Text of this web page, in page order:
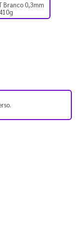
Branco 0,3mm
410g